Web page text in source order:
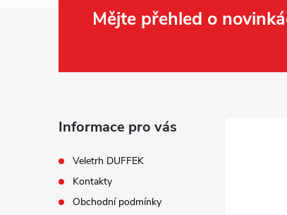
Mějte přehled o
Informace pro vás
Veletrh DUFFEK
Kontakty
Obchodní podmínky